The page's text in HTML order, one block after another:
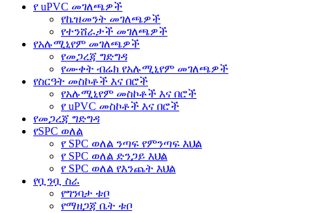
የ uPVC መገለጫዎች
የኬዝመንት መገለጫዎች
የተንሸራታች መገለጫዎች
የአሉሚኒየም መገለጫዎች
የመጋረጃ ግድግዳ
የሙቀት ብሬክ የአሉሚኒየም መገለጫዎች
የስርዓት መስኮቶች እና በሮች
የአሉሚኒየም መስኮቶች እና በሮች
የ uPVC መስኮቶች እና በሮች
የመጋረጃ ግድግዳ
የSPC ወለል
የ SPC ወለል ንጣፍ የምንጣፍ እህል
የ SPC ወለል ድንጋይ እህል
የ SPC ወለል የእንጨት እህል
የቧንቧ ስራ
የግንባታ ቱቦ
የማዘጋጃ ቤት ቱቦ